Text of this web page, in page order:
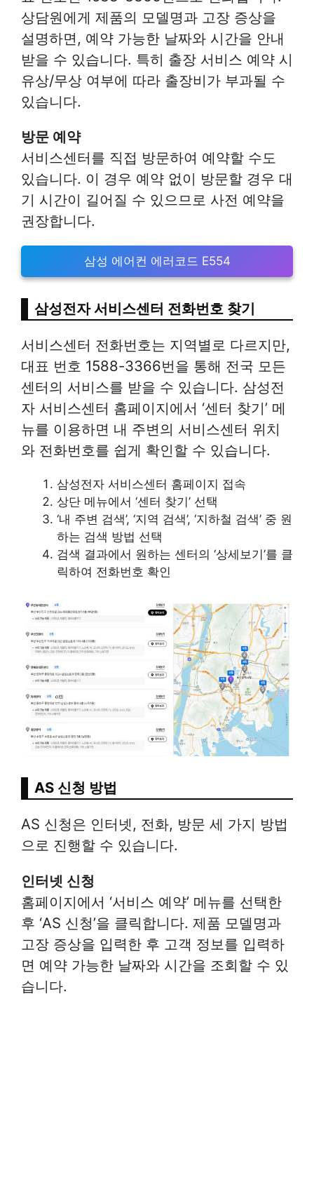
상담원에게 제품의 모델명과 고장 증상을
설명하면, 예약 가능한 날짜와 시간을 안내
받을 수 있습니다. 특히 출장 서비스 예약 시
유상/무상 여부에 따라 출장비가 부과될 수
있습니다.
방문 예약
서비스센터를 직접 방문하여 예약할 수도
있습니다. 이 경우 예약 없이 방문할 경우 대
기 시간이 길어질 수 있으므로 사전 예약을
권장합니다.
삼성 에어컨 에러코드 E554
삼성전자 서비스센터 전화번호 찾기
서비스센터 전화번호는 지역별로 다르지만,
대표 번호 1588-3366번을 통해 전국 모든
센터의 서비스를 받을 수 있습니다. 삼성전
자 서비스센터 홈페이지에서 ‘센터 찾기’ 메
뉴를 이용하면 내 주변의 서비스센터 위치
와 전화번호를 쉽게 확인할 수 있습니다.
삼성전자 서비스센터 홈페이지 접속
상단 메뉴에서 ‘센터 찾기’ 선택
‘내 주변 검색’, ‘지역 검색’, ‘지하철 검색’ 중 원
하는 검색 방법 선택
검색 결과에서 원하는 센터의 ‘상세보기’를 클
릭하여 전화번호 확인
AS 신청 방법
AS 신청은 인터넷, 전화, 방문 세 가지 방법
으로 진행할 수 있습니다.
인터넷 신청
홈페이지에서 ‘서비스 예약’ 메뉴를 선택한
후 ‘AS 신청’을 클릭합니다. 제품 모델명과
고장 증상을 입력한 후 고객 정보를 입력하
면 예약 가능한 날짜와 시간을 조회할 수 있
습니다.